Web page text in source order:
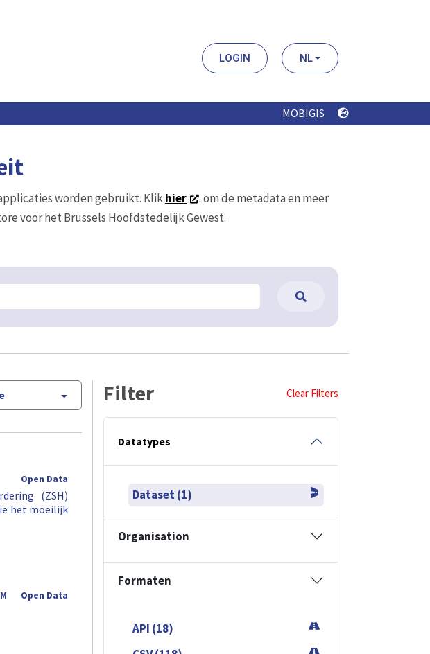
LOGIN NL
MOBIGIS
worden gebruikt. Klikhier
. om de metadata en meer
voor het Brussels Hoofdstedelijk Gewest.
Open Data
(ZSH)
het moeilijk
Open Data
Filter Clear Filters
Datatypes
Dataset (1)
Organisation
Formaten
API (18)